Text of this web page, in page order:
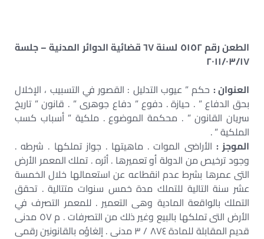
الطعن رقم ٥١٥٢ لسنة ٦٧ قضائية الدوائر المدنية – جلسة
٢٠١١/٠٣/١٧
العنوان : حكم ” عيوب التدليل : القصور في التسبيب ، الإخلال
بحق الدفاع ” . حيازة . دفوع ” دفاع جوهرى ” . قانون ” تاريخ
سريان القانون ” . محكمة الموضوع . ملكية ” أسباب كسب
الملكية ” .
الموجز : الأراضى الموات . ماهيتها . جواز تملكها . شرطه .
وجود ترخيص من الدولة أو تعميرها . أثره . تملك المعمر الأرض
التى عمرها بشرط عدم انقطاعه عن استعمالها خلال الخمسة
عشر سنة التالية للتملك مدة خمس سنوات متتالية . تحقق
التملك بالواقعة المادية وهى التعمير . للمعمر التصرف في
الأرض التى تملكها بالبيع وغير ذلك من التصرفات . م ٥٧ مدنى
قديم المقابلة للمادة ٨٧٤ / ٣ مدنى . إلغاؤه بالقانونين رقمى